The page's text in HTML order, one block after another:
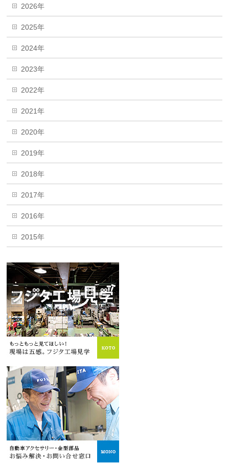
2026年
2025年
2024年
2023年
2022年
2021年
2020年
2019年
2018年
2017年
2016年
2015年